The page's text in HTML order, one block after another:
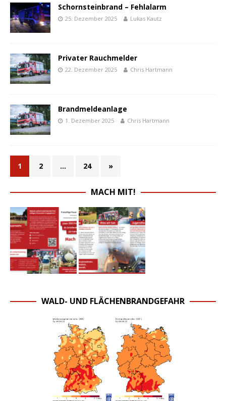
Schornsteinbrand – Fehlalarm
25. Dezember 2025 Lukas Kautz
Privater Rauchmelder
22. Dezember 2025 Chris Hartmann
Brandmeldeanlage
1. Dezember 2025 Chris Hartmann
1 2 … 24 »
MACH MIT!
WALD- UND FLÄCHENBRANDGEFAHR